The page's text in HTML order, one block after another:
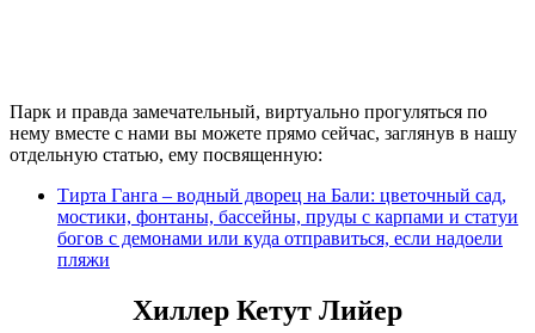
Парк и правда замечательный, виртуально прогуляться по
нему вместе с нами вы можете прямо сейчас, заглянув в нашу
отдельную статью, ему посвященную:
Тирта Ганга – водный дворец на Бали: цветочный сад,
мостики, фонтаны, бассейны, пруды с карпами и статуи
богов с демонами или куда отправиться, если надоели
пляжи
Хиллер Кетут Лийер